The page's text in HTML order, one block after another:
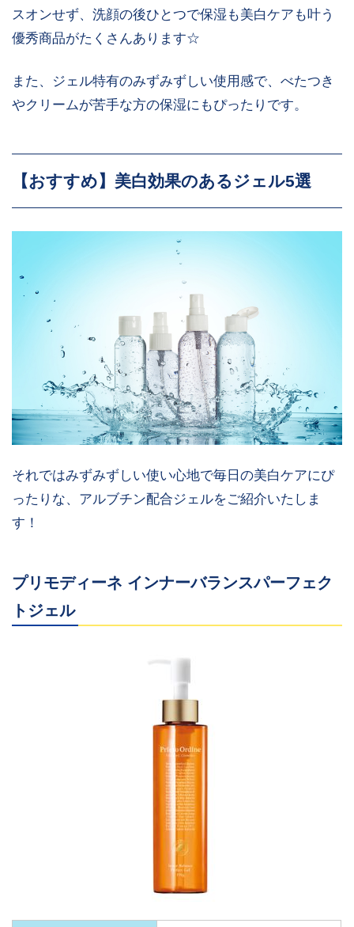
スオンせず、洗顔の後ひとつで保湿も美白ケアも叶う
優秀商品がたくさんあります☆
また、ジェル特有のみずみずしい使用感で、べたつき
やクリームが苦手な方の保湿にもぴったりです。
【おすすめ】美白効果のあるジェル5選
それではみずみずしい使い心地で毎日の美白ケアにぴ
ったりな、アルブチン配合ジェルをご紹介いたしま
す！
プリモディーネ インナーバランスパーフェク
トジェル